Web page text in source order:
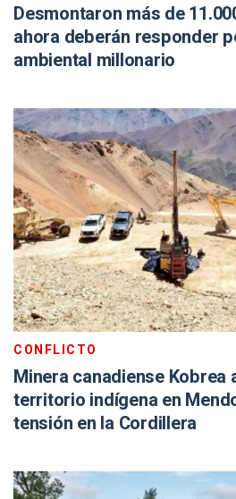
Desmontaron más de
ahora deberán responder
ambiental millonario
CONFLICTO
Minera canadiense Kobrea
territorio indígena en
tensión en la Cordillera